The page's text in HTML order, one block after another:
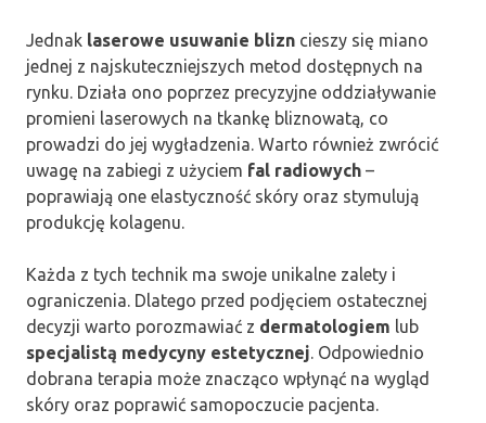
Jednak laserowe usuwanie blizn cieszy się miano
jednej z najskuteczniejszych metod dostępnych na
rynku. Działa ono poprzez precyzyjne oddziaływanie
promieni laserowych na tkankę bliznowatą, co
prowadzi do jej wygładzenia. Warto również zwrócić
uwagę na zabiegi z użyciem fal radiowych –
poprawiają one elastyczność skóry oraz stymulują
produkcję kolagenu.
Każda z tych technik ma swoje unikalne zalety i
ograniczenia. Dlatego przed podjęciem ostatecznej
decyzji warto porozmawiać z dermatologiem lub
specjalistą medycyny estetycznej. Odpowiednio
dobrana terapia może znacząco wpłynąć na wygląd
skóry oraz poprawić samopoczucie pacjenta.